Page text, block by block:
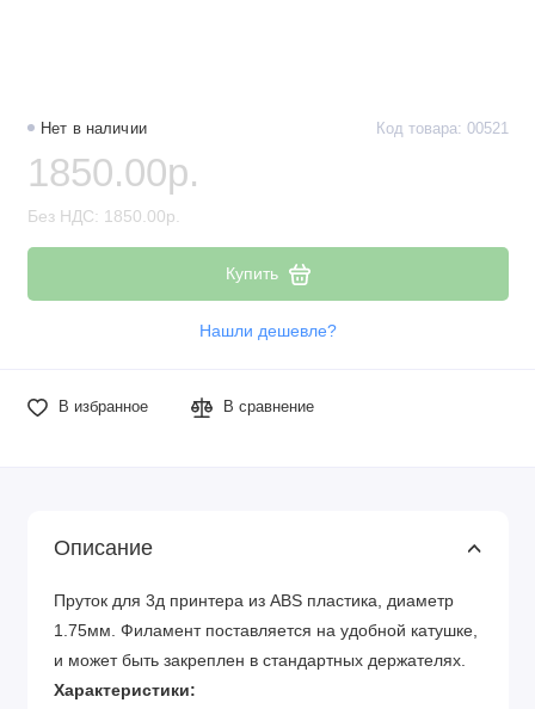
Нет в наличии Код товара: 00521
1850.00р.
Без НДС: 1850.00р.
Купить
Нашли дешевле?
В избранное В сравнение
Описание
Пруток для 3д принтера из ABS пластика, диаметр
1.75мм. Филамент поставляется на удобной катушке,
и может быть закреплен в стандартных держателях.
Характеристики: